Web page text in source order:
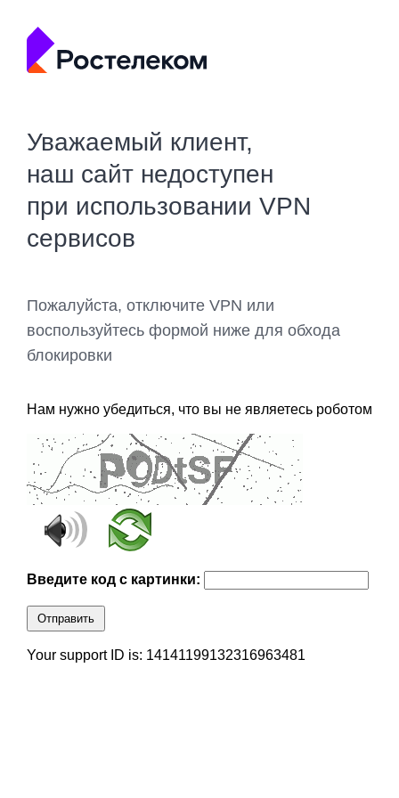
Уважаемый клиент,
наш сайт недоступен
при использовании VPN
сервисов
Пожалуйста, отключите VPN или
воспользуйтесь формой ниже для обхода
блокировки
Нам нужно убедиться, что вы не являетесь роботом
Введите код с картинки:
Отправить
Your support ID is: 14141199132316963481